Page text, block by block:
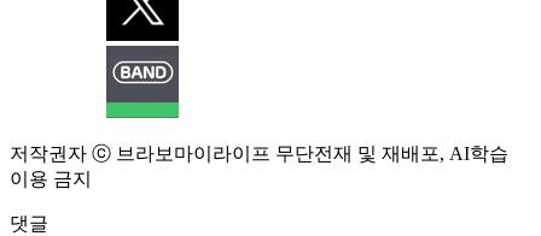
저작권자 ⓒ 브라보마이라이프 무단전재 및 재배포, AI학습
이용 금지
댓글